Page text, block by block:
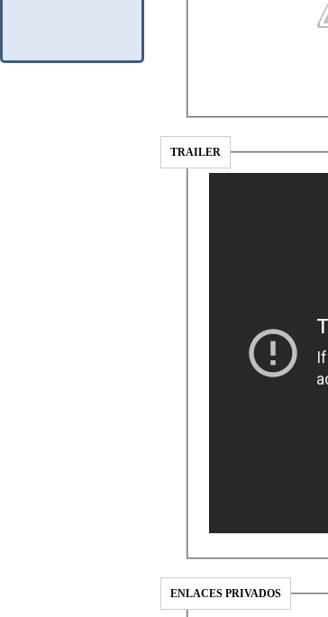
TRAILER
ENLACES PRIVADOS